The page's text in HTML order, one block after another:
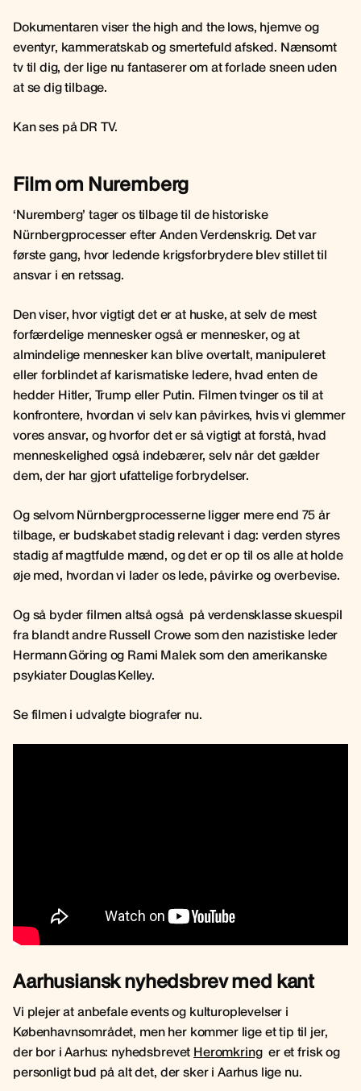
Dokumentaren viser the high and the lows, hjemve og
eventyr, kammeratskab og smertefuld afsked. Nænsomt
tv til dig, der lige nu fantaserer om at forlade sneen uden
at se dig tilbage.
Kan ses på DR TV.
Film om Nuremberg
‘Nuremberg’ tager os tilbage til de historiske
Nürnbergprocesser efter Anden Verdenskrig. Det var
første gang, hvor ledende krigsforbrydere blev stillet til
ansvar i en retssag.
Den viser, hvor vigtigt det er at huske, at selv de mest
forfærdelige mennesker også er mennesker, og at
almindelige mennesker kan blive overtalt, manipuleret
eller forblindet af karismatiske ledere, hvad enten de
hedder Hitler, Trump eller Putin. Filmen tvinger os til at
konfrontere, hvordan vi selv kan påvirkes, hvis vi glemmer
vores ansvar, og hvorfor det er så vigtigt at forstå, hvad
menneskelighed også indebærer, selv når det gælder
dem, der har gjort ufattelige forbrydelser.
Og selvom Nürnbergprocesserne ligger mere end 75 år
tilbage, er budskabet stadig relevant i dag: verden styres
stadig af magtfulde mænd, og det er op til os alle at holde
øje med, hvordan vi lader os lede, påvirke og overbevise.
Og så byder filmen altså også på verdensklasse skuespil
fra blandt andre Russell Crowe som den nazistiske leder
Hermann Göring og Rami Malek som den amerikanske
psykiater Douglas Kelley.
Se filmen i udvalgte biografer nu.
Aarhusiansk nyhedsbrev med kant
Vi plejer at anbefale events og kulturoplevelser i
Københavnsområdet, men her kommer lige et tip til jer,
der bor i Aarhus: nyhedsbrevet Heromkringer et frisk og
personligt bud på alt det, der sker i Aarhus lige nu.